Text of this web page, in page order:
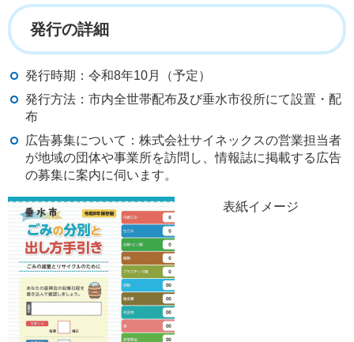
発行の詳細
発行時期：令和8年10月（予定）
発行方法：市内全世帯配布及び垂水市役所にて設置・配
布​​​​​
広告募集について：株式会社サイネックスの営業担当者
が地域の団体や事業所を訪問し、情報誌に掲載する広告
の募集に案内に伺います。
表紙イメージ